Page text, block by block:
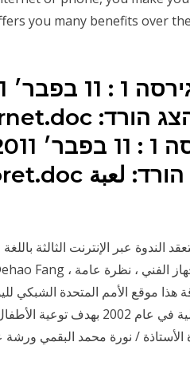
you many benefits over the
هذا موقع الأمم المتحدة الشبكي